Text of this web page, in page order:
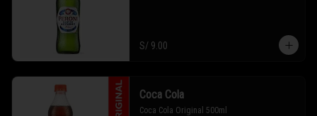
S/ 9.00
Coca Cola
Coca Cola Original 500ml